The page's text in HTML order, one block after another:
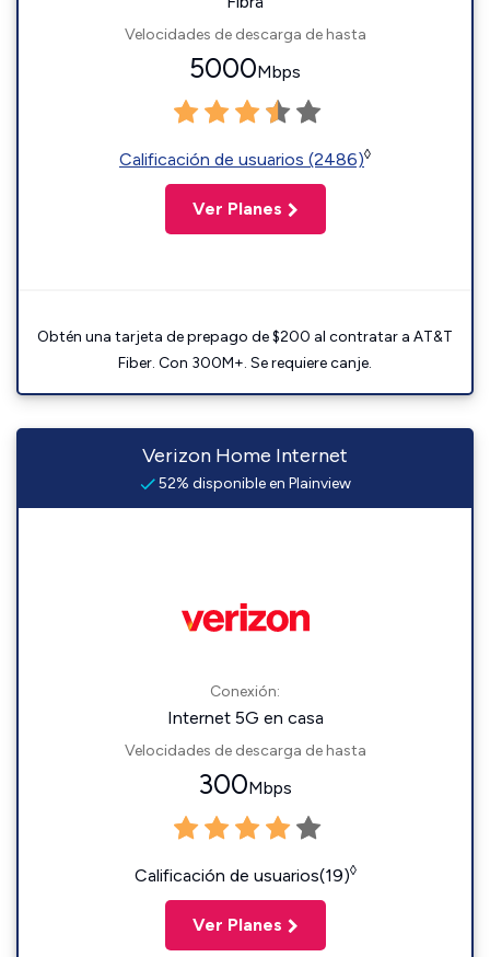
Velocidades de descarga de hasta
5000Mbps
Calificación de usuarios (2486)◊
Ver Planes
Obtén una tarjeta de prepago de $200 al contratar a AT&T
Fiber. Con 300M+. Se requiere canje.
Verizon Home Internet
52% disponible en Plainview
Conexión:
Internet 5G en casa
Velocidades de descarga de hasta
300Mbps
Calificación de usuarios(19)◊
Ver Planes